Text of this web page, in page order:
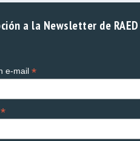
a la Newsletter de RAED
e-mail*
*